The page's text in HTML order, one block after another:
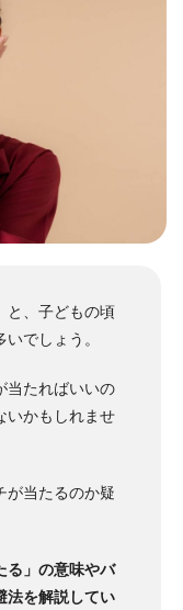
と、子どもの頃
でしょう。
当たればいいの
いかもしれませ
が当たるのか疑
る」の意味やバ
法を解説してい